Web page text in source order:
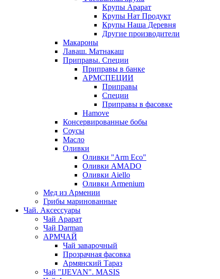
Крупы Арарат
Крупы Нат Продукт
Крупы Наша Деревня
Другие производители
Макароны
Лаваш. Матнакаш
Приправы. Специи
Приправы в банке
АРМСПЕЦИИ
Приправы
Специи
Приправы в фасовке
Hamove
Консервированные бобы
Соусы
Масло
Оливки
Оливки "Arm Eco"
Оливки AMADO
Оливки Aiello
Оливки Armenium
Мед из Армении
Грибы маринованные
Чай. Аксессуары
Чай Арарат
Чай Darman
АРМЧАЙ
Чай заварочный
Прозрачная фасовка
Армянский Тараз
Чай "IJEVAN". MASIS